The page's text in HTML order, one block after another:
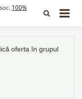
100%
oferta în grupul